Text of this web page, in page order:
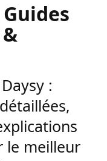
:
le meilleur